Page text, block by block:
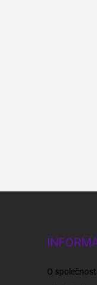
O společnosti